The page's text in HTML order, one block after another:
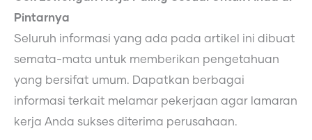
Pintarnya
Seluruh informasi yang ada pada artikel ini dibuat
semata-mata untuk memberikan pengetahuan
yang bersifat umum. Dapatkan berbagai
informasi terkait melamar pekerjaan agar lamaran
kerja Anda sukses diterima perusahaan.